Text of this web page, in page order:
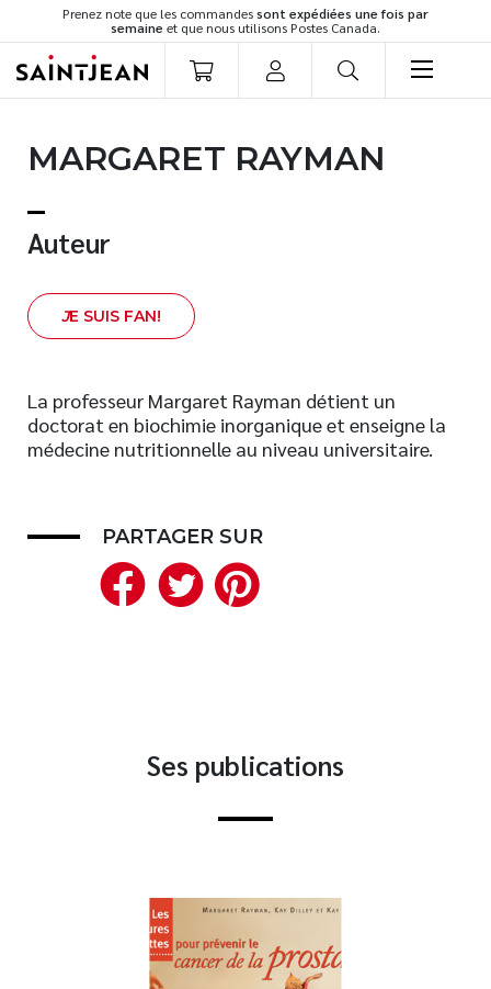
Prenez note que les commandessont expédiées une fois par
semaine et que nous utilisons Postes Canada.
Romans
Développement personnel
Spiritualité
Famille
Témoignages
Vie pratique
Finances
Livres audio
MARGARET RAYMAN
Auteur
JE SUIS FAN!
La professeur Margaret Rayman détient un
doctorat en biochimie inorganique et enseigne la
médecine nutritionnelle au niveau universitaire.
PARTAGER SUR
Facebook
Twitter
Ses publications